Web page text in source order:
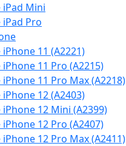
iPad Mini
iPad Pro
11 (A2221)
11 Pro (A2215)
11 Pro Max (A2218)
12 (A2403)
iPhone 12 Mini (A2399)
12 Pro (A2407)
12 Pro Max (A2411)